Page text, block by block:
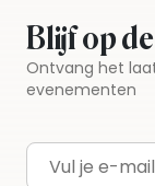
Blijf op
Ontvang het
evenementen
E-mailadres